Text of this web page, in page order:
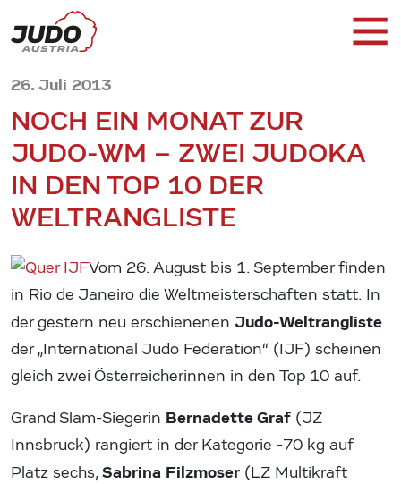
26. Juli 2013
NOCH EIN MONAT ZUR
JUDO-WM – ZWEI JUDOKA
IN DEN TOP 10 DER
WELTRANGLISTE
Vom 26. August bis 1. September finden
in Rio de Janeiro die Weltmeisterschaften statt. In
der gestern neu erschienenen Judo-Weltrangliste
der „International Judo Federation“ (IJF) scheinen
gleich zwei Österreicherinnen in den Top 10 auf.
Grand Slam-Siegerin Bernadette Graf (JZ
Innsbruck) rangiert in der Kategorie -70 kg auf
Platz sechs, Sabrina Filzmoser (LZ Multikraft